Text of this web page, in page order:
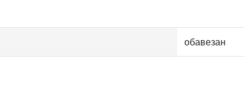
обавезан